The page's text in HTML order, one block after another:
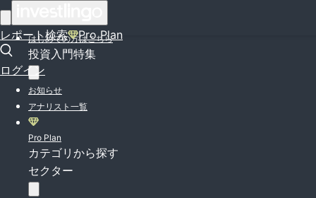
レポート検索 Pro Plan
ログイン
はじめての方はこちら
投資入門特集
お知らせ
アナリスト一覧
Pro Plan
カテゴリから探す
セクター